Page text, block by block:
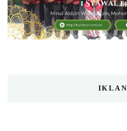
IKLAN